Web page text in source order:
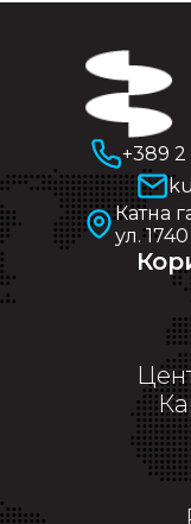
+389 2
Катна
ул.